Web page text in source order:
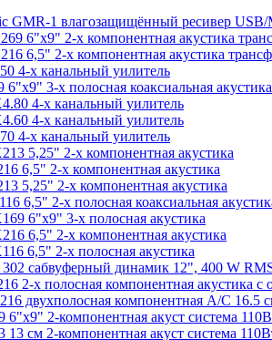
GMR-1 влагозащищённый ресивер USB/
6"x9" 2-х компонентная акустика
6,5" 2-х компонентная акустика
4-х канальный уилитель
3-х полосная коаксиальная акустика
4-х канальный уилитель
4-х канальный уилитель
4-х канальный уилитель
5,25" 2-х компонентная акустика
6,5" 2-х компонентная акустика
5,25" 2-х компонентная акустика
6,5" 2-х полосная коаксиальная
6"х9" 3-х полосная акустика
6,5" 2-х компонентная акустика
6,5" 2-х полосная акустика
сабвуферный динамик 12", 400 W
2-х полосная компонентная акустика
двухполосная компонентная А/С 16.5
6"x9" 2-компонентная акуст система
см 2-компонентная акуст система